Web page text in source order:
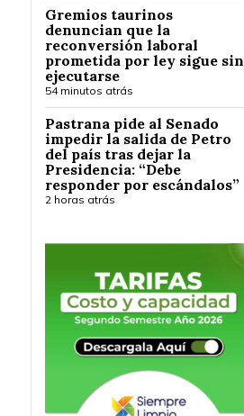
Gremios taurinos
denuncian que la
reconversión laboral
prometida por ley sigue sin
ejecutarse
54 minutos atrás
Pastrana pide al Senado
impedir la salida de Petro
del país tras dejar la
Presidencia: “Debe
responder por escándalos”
2 horas atrás